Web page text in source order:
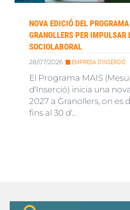
NOVA EDICIÓ DEL
GRANOLLERS PER IMPULSAR
SOCIOLABORAL
28/07/2026 EMPRESA D'INSERCIÓ
El Programa MAIS
d'Inserció) inicia una
2027 a Granollers, on es
fins al 30 d'…